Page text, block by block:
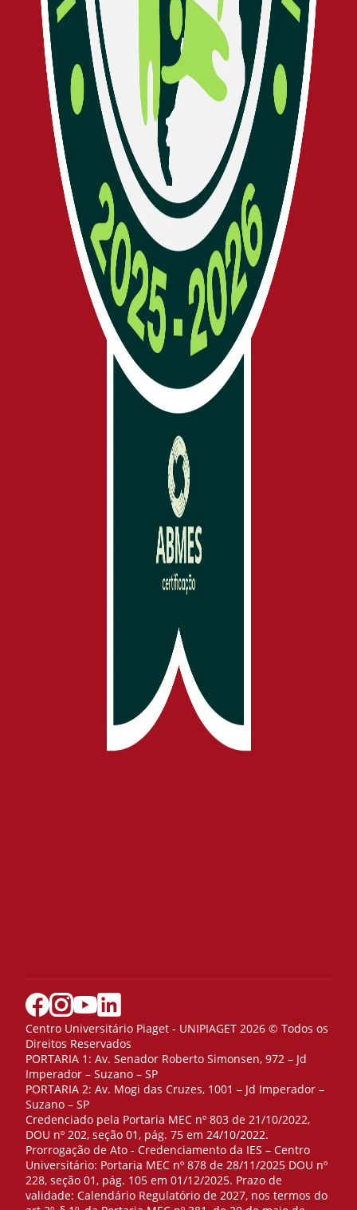
Centro Universitário Piaget - UNIPIAGET 2026 © Todos os
Direitos Reservados
PORTARIA 1: Av. Senador Roberto Simonsen, 972 – Jd
Imperador – Suzano – SP
PORTARIA 2: Av. Mogi das Cruzes, 1001 – Jd Imperador –
Suzano – SP
Credenciado pela Portaria MEC nº 803 de 21/10/2022,
DOU nº 202, seção 01, pág. 75 em 24/10/2022.
Prorrogação de Ato - Credenciamento da IES – Centro
Universitário: Portaria MEC nº 878 de 28/11/2025 DOU nº
228, seção 01, pág. 105 em 01/12/2025. Prazo de
validade: Calendário Regulatório de 2027, nos termos do